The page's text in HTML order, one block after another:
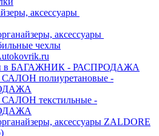
аксессуары
аксессуары
чехлы
в БАГАЖНИК - РАСПРОДАЖА
САЛОН полиуретановые -
САЛОН текстильные -
аксессуары ZALDORE